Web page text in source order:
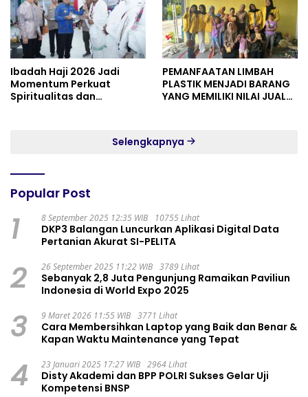
Ibadah Haji 2026 Jadi
Momentum Perkuat
Spiritualitas dan
PEMANFAATAN LIMBAH
PLASTIK MENJADI BARANG
YANG MEMILIKI NILAI JUAL
Selengkapnya
Popular Post
1 8 September 2025 12:35 WIB 10755 Lihat
DKP3 Balangan Luncurkan Aplikasi Digital Data
Pertanian Akurat SI-PELITA
2 26 September 2025 11:22 WIB 3789 Lihat
Sebanyak 2,8 Juta Pengunjung Ramaikan Paviliun
Indonesia di World Expo 2025
3 9 Maret 2026 11:55 WIB 3771 Lihat
Cara Membersihkan Laptop yang Baik dan Benar &
Kapan Waktu Maintenance yang Tepat
4 23 Januari 2025 17:27 WIB 2964 Lihat
Disty Akademi dan BPP POLRI Sukses Gelar Uji
Kompetensi BNSP